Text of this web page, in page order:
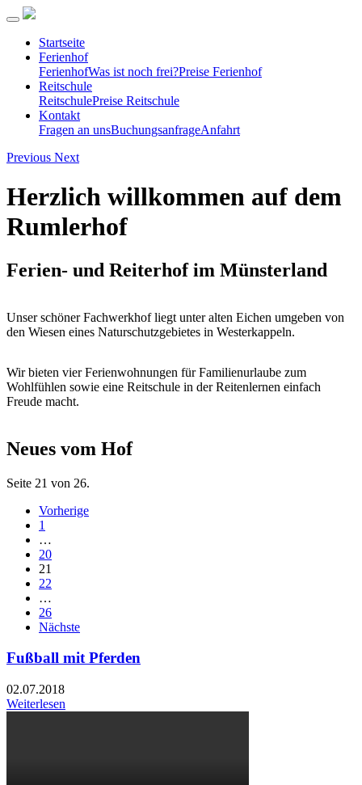
Startseite
Ferienhof
FerienhofWas ist noch frei?Preise Ferienhof
Reitschule
ReitschulePreise Reitschule
Kontakt
Fragen an unsBuchungsanfrageAnfahrt
Previous Next
Herzlich willkommen auf dem
Rumlerhof
Ferien- und Reiterhof im Münsterland
Unser schöner Fachwerkhof liegt unter alten Eichen umgeben von
den Wiesen eines Naturschutzgebietes in Westerkappeln.
Wir bieten vier Ferienwohnungen für Familienurlaube zum
Wohlfühlen sowie eine Reitschule in der Reitenlernen einfach
Freude macht.
Neues vom Hof
Seite 21 von 26.
Vorherige
1
…
20
21
22
…
26
Nächste
Fußball mit Pferden
02.07.2018
Weiterlesen